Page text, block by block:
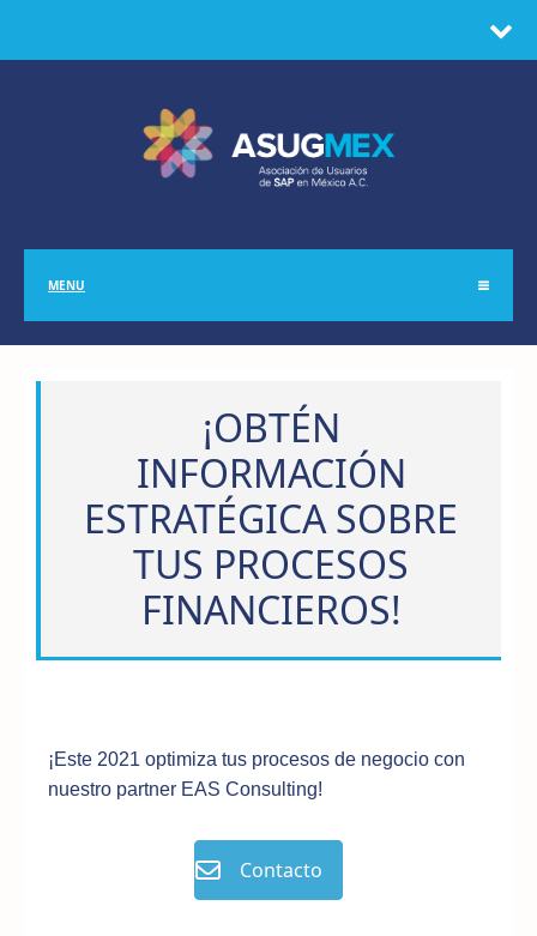
MENU
¡OBTÉN
INFORMACIÓN
ESTRATÉGICA SOBRE
TUS PROCESOS
FINANCIEROS!
¡Este 2021 optimiza tus procesos de negocio con
nuestro partner EAS Consulting!
Contacto